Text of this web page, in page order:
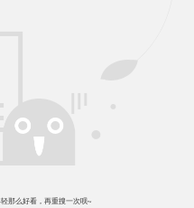
那么好看，再重搜一次呗~